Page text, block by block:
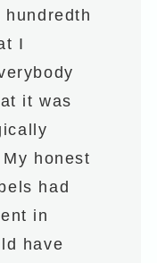
I
it was
honest
had
in
have